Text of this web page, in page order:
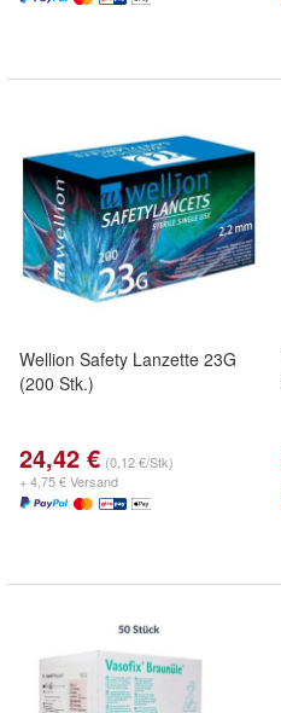
Wellion Safety Lanzette 23G
(200 Stk.)
24,42 € (0,12 €/Stk)
+ 4,75 € Versand